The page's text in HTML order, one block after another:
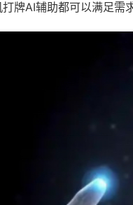
牌AI辅助都可以满足需求